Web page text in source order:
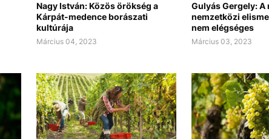
Nagy István: Közös örökség a
Kárpát-medence borászati
kultúrája
Március 04, 2023
Gulyás Gergely: A
nemzetközi
nem elégséges
Március 03, 2023